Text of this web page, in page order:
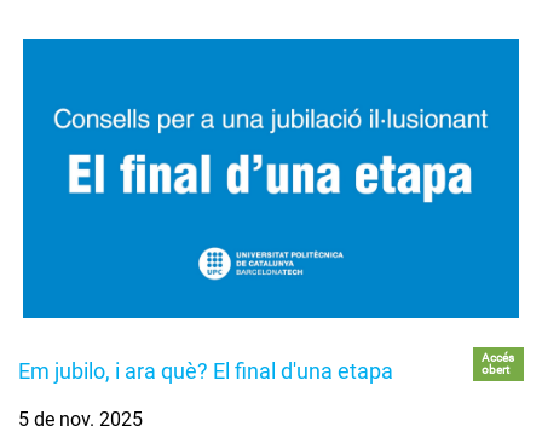
Em jubilo, i ara què? El final d'una etapa
Accés
obert
5 de nov. 2025